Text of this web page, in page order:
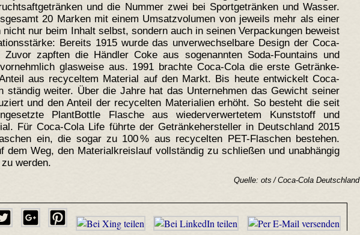
und die Nummer zwei bei Sportgetränken und Wasser.
20 Marken mit einem Umsatzvolumen von jeweils mehr als einer
nur beim Inhalt selbst, sondern auch in seinen Verpackungen beweist
Bereits 1915 wurde das unverwechselbare Design der Coca-
zapften die Händler Coke aus sogenannten Soda-Fountains und
glasweise aus. 1991 brachte Coca-Cola die erste Getränke-
aus recyceltem Material auf den Markt. Bis heute entwickelt Coca-
ständig weiter. Über die Jahre hat das Unternehmen das Gewicht seiner
und den Anteil der recycelten Materialien erhöht. So besteht die seit
PlantBottle Flasche aus wiederverwertetem Kunststoff und
Für Coca-Cola Life führte der Getränkehersteller in Deutschland 2015
ein, die sogar zu 100 % aus recycelten PET-Flaschen bestehen.
dem Weg, den Materialkreislauf vollständig zu schließen und unabhängig
werden.
Quelle: ots / Coca-Cola Deutschland